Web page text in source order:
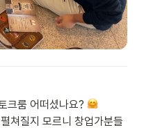
크룸 어떠셨나요?
쳐질지 모르니 창업가분들